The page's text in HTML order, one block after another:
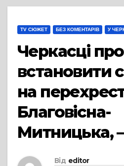
TV СЮЖЕТ БЕЗ КОМЕНТАРІВ У
Черкасці
встановити
на
Благовісна-
Митницька,
Від editor